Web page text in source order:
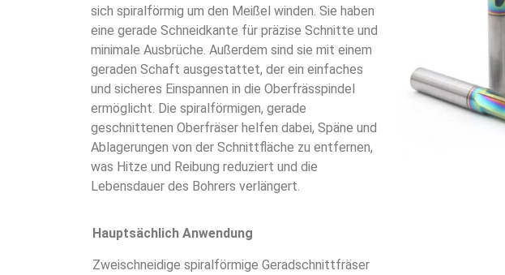
sich spiralförmig um den Meißel winden. Sie haben
eine gerade Schneidkante für präzise Schnitte und
minimale Ausbrüche. Außerdem sind sie mit einem
geraden Schaft ausgestattet, der ein einfaches
und sicheres Einspannen in die Oberfrässpindel
ermöglicht. Die spiralförmigen, gerade
geschnittenen Oberfräser helfen dabei, Späne und
Ablagerungen von der Schnittfläche zu entfernen,
was Hitze und Reibung reduziert und die
Lebensdauer des Bohrers verlängert.
Hauptsächlich Anwendung
Zweischneidige spiralförmige Geradschnittfräser